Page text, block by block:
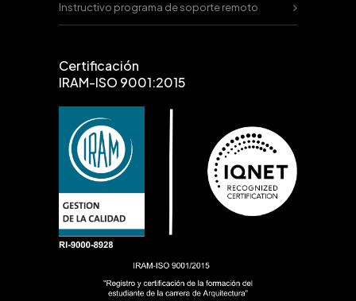
Instructivo programa de soporte remoto
Certificación
IRAM-ISO 9001:2015